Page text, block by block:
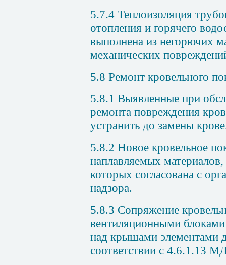
5.7.4 Теплоизоляция
отопления и горячего
выполнена из негорючих
механических
5.8 Ремонт кровельного
5.8.1 Выявленные при
ремонта повреждения
устранить до замены
5.8.2 Новое кровельное
наплавляемых материалов,
которых согласована с
надзора.
5.8.3 Сопряжение
вентиляционными
над крышами элементами
соответствии с 4.6.1 .13